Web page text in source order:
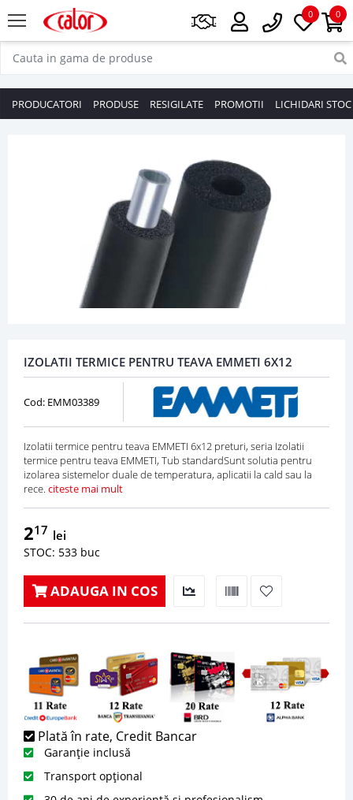
0
0
PRODUCATORI PRODUSE RESIGILATE PROMOTII LICHIDARI STOC
IZOLATII TERMICE PENTRU TEAVA EMMETI 6X12
Cod: EMM03389
Izolatii termice pentru teava EMMETI 6x12 preturi, seria Izolatii
termice pentru teava EMMETI, Tub standardSunt solutia pentru
izolarea sistemelor duale de temperatura, aplicatii la cald sau la
rece. citeste mai mult
217 lei
STOC: 533 buc
ADAUGA IN COS
Plată în rate, Credit Bancar
Garanție inclusă
Transport opțional